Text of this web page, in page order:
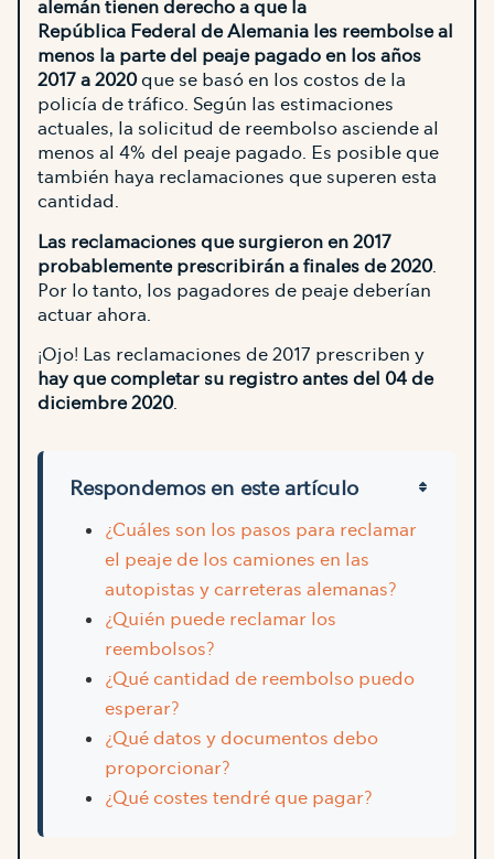
alemán tienen derecho a que la
República Federal de Alemania les reembolse al
menos la parte del peaje pagado en los años
2017 a 2020que se basó en los costos de la
policía de tráfico. Según las estimaciones
actuales, la solicitud de reembolso asciende al
menos al 4% del peaje pagado. Es posible que
también haya reclamaciones que superen esta
cantidad.
Las reclamaciones que surgieron en 2017
probablemente prescribirán a finales de 2020.
Por lo tanto, los pagadores de peaje deberían
actuar ahora.
¡Ojo! Las reclamaciones de 2017 prescriben y
hay que completar su registro antes del 04 de
diciembre 2020.
Respondemos en este artículo
¿Cuáles son los pasos para reclamar
el peaje de los camiones en las
autopistas y carreteras alemanas?
¿Quién puede reclamar los
reembolsos?
¿Qué cantidad de reembolso puedo
esperar?
¿Qué datos y documentos debo
proporcionar?
¿Qué costes tendré que pagar?